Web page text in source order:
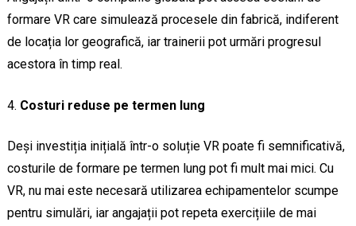
formare VR care simulează procesele din fabrică, indiferent
de locația lor geografică, iar trainerii pot urmări progresul
acestora în timp real.
Costuri reduse pe termen lung
Deși investiția inițială într-o soluție VR poate fi semnificativă,
costurile de formare pe termen lung pot fi mult mai mici. Cu
VR, nu mai este necesară utilizarea echipamentelor scumpe
pentru simulări, iar angajații pot repeta exercițiile de mai